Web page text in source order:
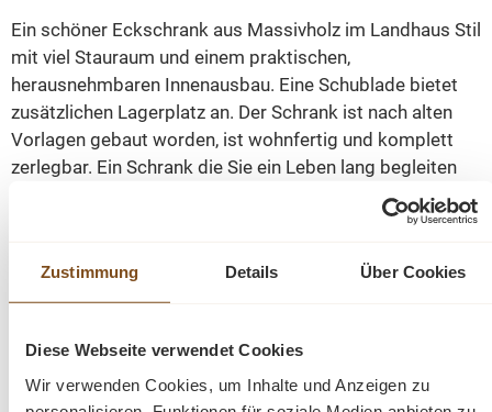
Zustimmung Details Über Cookies
Diese Webseite verwendet Cookies
Wir verwenden Cookies, um Inhalte und Anzeigen zu
Ein schöner Eckschrank aus Massivholz im Landhaus Stil
mit viel Stauraum und einem praktischen,
herausnehmbaren Innenausbau. Eine Schublade bietet
zusätzlichen Lagerplatz an. Der Schrank ist nach alten
Vorlagen gebaut worden, ist wohnfertig und komplett
zerlegbar. Ein Schrank die Sie ein Leben lang begleiten
komplett zerlegbar
gewachst, Farbe honig